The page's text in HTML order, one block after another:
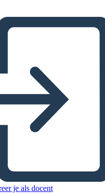
je als docent